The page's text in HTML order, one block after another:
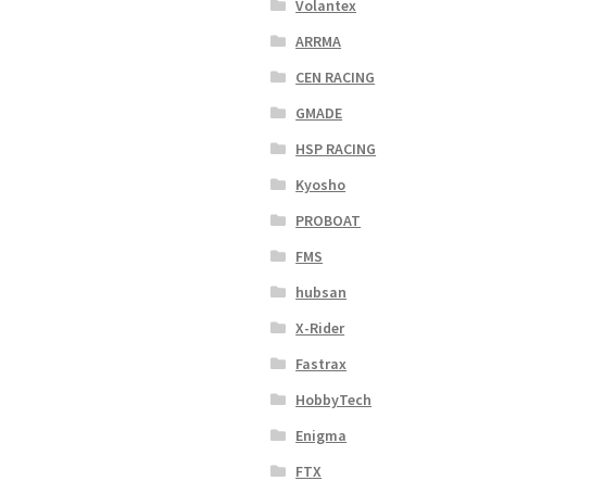
Volantex
ARRMA
CEN RACING
GMADE
HSP RACING
Kyosho
PROBOAT
FMS
hubsan
X-Rider
Fastrax
HobbyTech
Enigma
FTX